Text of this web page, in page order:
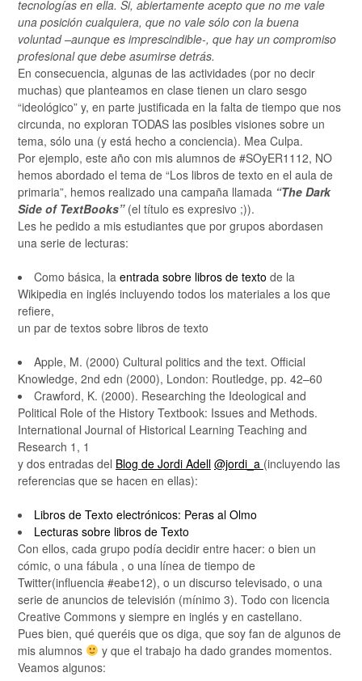
tecnologías en ella. Si, abiertamente acepto que no me vale
una posición cualquiera, que no vale sólo con la buena
voluntad –aunque es imprescindible-, que hay un compromiso
profesional que debe asumirse detrás.
En consecuencia, algunas de las actividades (por no decir
muchas) que planteamos en clase tienen un claro sesgo
“ideológico” y, en parte justificada en la falta de tiempo que nos
circunda, no exploran TODAS las posibles visiones sobre un
tema, sólo una (y está hecho a conciencia). Mea Culpa.
Por ejemplo, este año con mis alumnos de #SOyER1112, NO
hemos abordado el tema de “Los libros de texto en el aula de
primaria”, hemos realizado una campaña llamada “The Dark
Side of TextBooks” (el título es expresivo ;)).
Les he pedido a mis estudiantes que por grupos abordasen
una serie de lecturas:
Como básica, la entrada sobre libros de texto de la
Wikipedia en inglés incluyendo todos los materiales a los que
refiere,
un par de textos sobre libros de texto
Apple, M. (2000) Cultural politics and the text. Official
Knowledge, 2nd edn (2000), London: Routledge, pp. 42–60
Crawford, K. (2000). Researching the Ideological and
Political Role of the History Textbook: Issues and Methods.
International Journal of Historical Learning Teaching and
Research 1, 1
y dos entradas del Blog de Jordi Adell @jordi_a (incluyendo las
referencias que se hacen en ellas):
Libros de Texto electrónicos: Peras al Olmo
Lecturas sobre libros de Texto
Con ellos, cada grupo podía decidir entre hacer: o bien un
cómic, o una fábula , o una línea de tiempo de
Twitter(influencia #eabe12), o un discurso televisado, o una
serie de anuncios de televisión (mínimo 3). Todo con licencia
Creative Commons y siempre en inglés y en castellano.
Pues bien, qué queréis que os diga, que soy fan de algunos de
mis alumnos
y que el trabajo ha dado grandes momentos.
Veamos algunos: